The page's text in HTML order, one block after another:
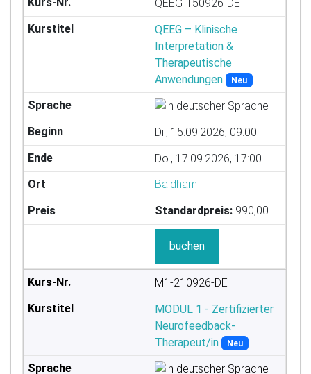
QEEG-150926-DE
QEEG – Klinische
Interpretation &
Therapeutische
Anwendungen
Neu
Di., 15.09.2026, 09:00
Do., 17.09.2026, 17:00
Baldham
Standardpreis: 990,00
buchen
M1-210926-DE
MODUL 1 - Zertifizierter
Neurofeedback-
Therapeut/in
Neu